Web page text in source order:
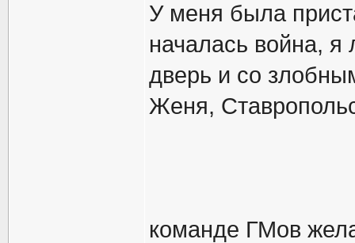
У меня была
началась война,
дверь и со
Женя,
команде ГМов